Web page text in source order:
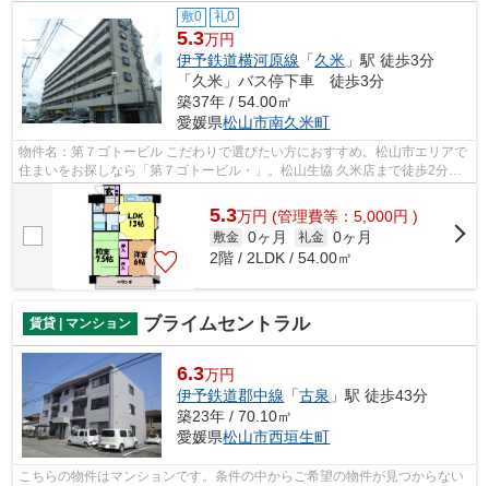
敷0 礼0
5.3万円
伊予鉄道横河原線 「久米 」駅 徒歩3分
「久米」バス停下車 徒歩3分
築37年 / 54.00㎡
愛媛県松山市南久米町
物件名：第７ゴトービル こだわりで選びたい方におすすめ。松山市エリアで
住まいをお探しなら「第７ゴトービル・」。松山生協 久米店まで徒歩2分と
近くて、買い物を気軽に済ませたい主...
5.3万円 (管理費等：5,000円 )
敷金 0ヶ月 礼金 0ヶ月
2階 / 2LDK / 54.00㎡
賃貸 | マンション ブライムセントラル
6.3万円
伊予鉄道郡中線 「古泉 」駅 徒歩43分
築23年 / 70.10㎡
愛媛県松山市西垣生町
こちらの物件はマンションです。条件の中からご希望の物件が見つからない